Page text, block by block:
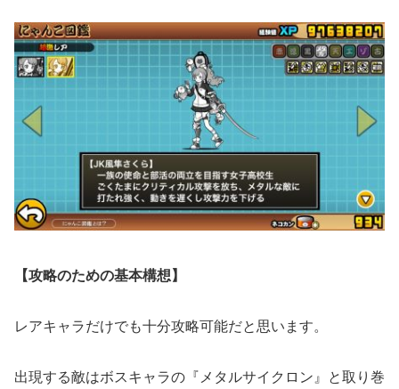
【攻略のための基本構想】
レアキャラだけでも十分攻略可能だと思います。
出現する敵はボスキャラの『メタルサイクロン』と取り巻